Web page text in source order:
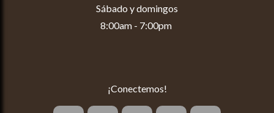
Sábado y domingos
8:00am - 7:00pm
¡Conectemos!